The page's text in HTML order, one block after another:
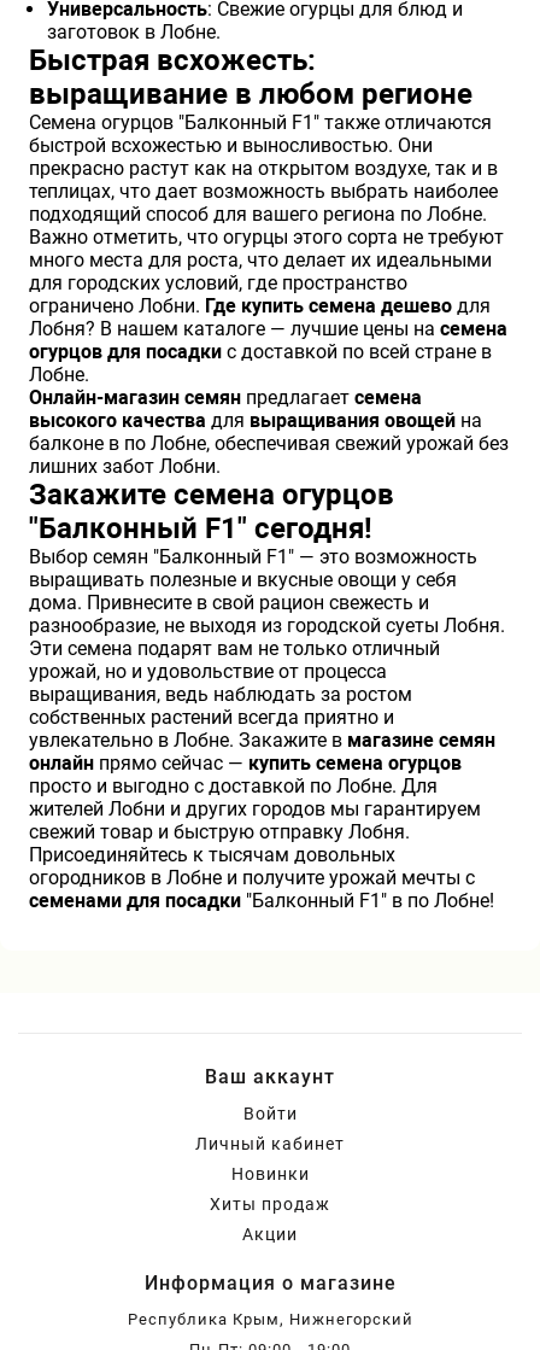
Универсальность: Свежие огурцы для блюд и
заготовок в Лобне.
Быстрая всхожесть:
выращивание в любом регионе
Семена огурцов "Балконный F1" также отличаются
быстрой всхожестью и выносливостью. Они
прекрасно растут как на открытом воздухе, так и в
теплицах, что дает возможность выбрать наиболее
подходящий способ для вашего региона по Лобне.
Важно отметить, что огурцы этого сорта не требуют
много места для роста, что делает их идеальными
для городских условий, где пространство
ограничено Лобни. Где купить семена дешево для
Лобня? В нашем каталоге — лучшие цены на семена
огурцов для посадки с доставкой по всей стране в
Лобне.
Онлайн-магазин семян предлагает семена
высокого качества для выращивания овощей на
балконе в по Лобне, обеспечивая свежий урожай без
лишних забот Лобни.
Закажите семена огурцов
"Балконный F1" сегодня!
Выбор семян "Балконный F1" — это возможность
выращивать полезные и вкусные овощи у себя
дома. Привнесите в свой рацион свежесть и
разнообразие, не выходя из городской суеты Лобня.
Эти семена подарят вам не только отличный
урожай, но и удовольствие от процесса
выращивания, ведь наблюдать за ростом
собственных растений всегда приятно и
увлекательно в Лобне. Закажите в магазине семян
онлайн прямо сейчас — купить семена огурцов
просто и выгодно с доставкой по Лобне. Для
жителей Лобни и других городов мы гарантируем
свежий товар и быструю отправку Лобня.
Присоединяйтесь к тысячам довольных
огородников в Лобне и получите урожай мечты с
семенами для посадки "Балконный F1" в по Лобне!
Ваш аккаунт
Войти
Личный кабинет
Новинки
Хиты продаж
Акции
Информация о магазине
Республика Крым, Нижнегорский